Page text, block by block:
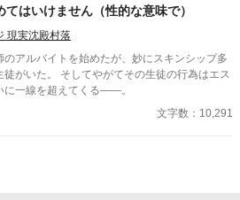
はいけません（性的な意味で）
現実沈殿村落
のアルバイトを始めたが、妙にスキンシップ多
徒がいた。 そしてやがてその生徒の行為はエス
に一線を超えてくる――。
文字数：10,291